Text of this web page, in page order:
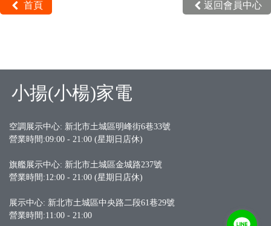
首頁 返回會員中心
小揚(小楊)家電
空調展示中心: 新北市土城區明峰街6巷33號
營業時間:09:00 - 21:00 (星期日店休)
旗艦展示中心: 新北市土城區金城路237號
營業時間:12:00 - 21:00 (星期日店休)
展示中心: 新北市土城區中央路二段61巷29號
營業時間:11:00 - 21:00